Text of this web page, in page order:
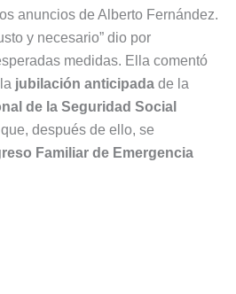
anuncios de Alberto Fernández.
y necesario” dio por
medidas. Ella comentó
jubilación anticipada de la
de la Seguridad Social
después de ello, se
Familiar de Emergencia